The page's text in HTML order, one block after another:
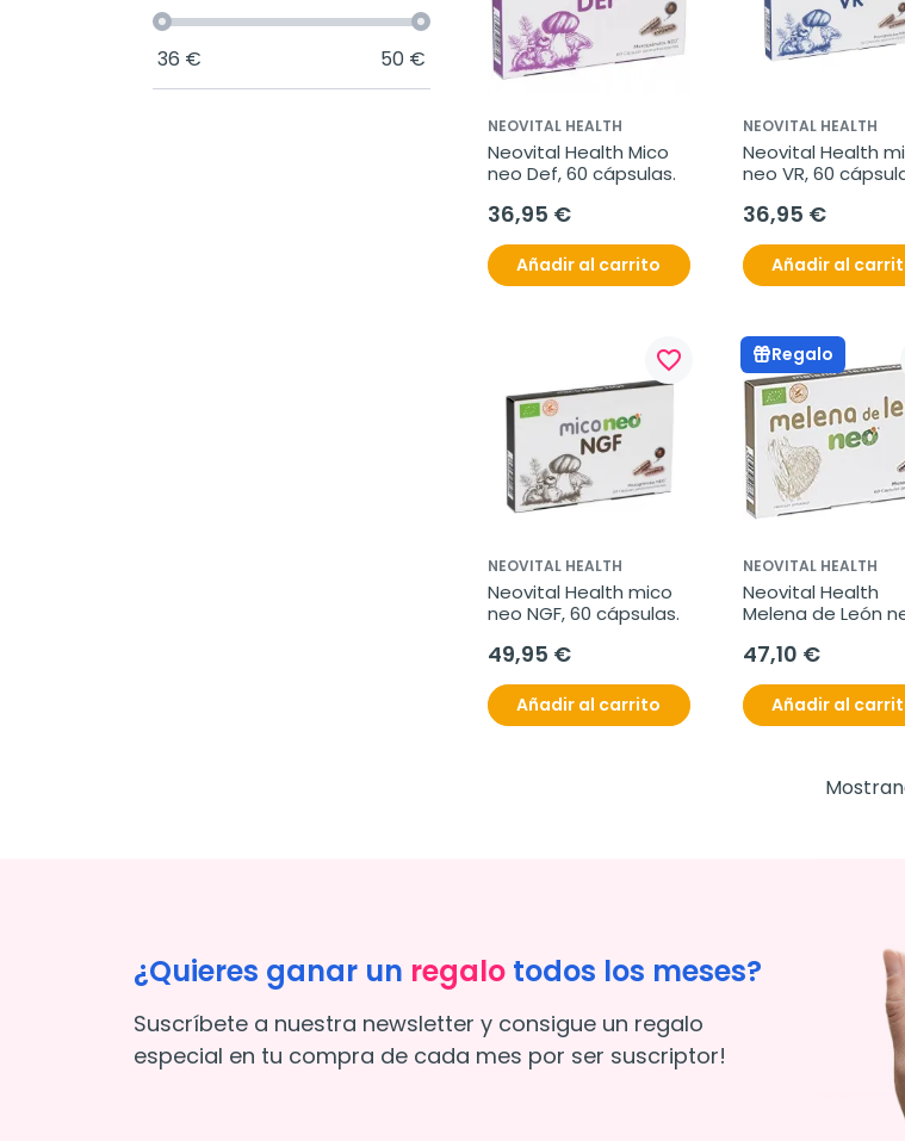
36 € 50 €
NEOVITAL HEALTH
Neovital Health Mico
neo Def, 60 cápsulas.
36,95 €
Añadir al carrito
NEOVITAL HEALTH
Neovital Health
neo VR, 60
36,95 €
Añadir al
favorite_border
NEOVITAL HEALTH
Neovital Health mico
neo NGF, 60 cápsulas.
49,95 €
Añadir al carrito
Regalo
NEOVITAL HEALTH
Neovital Health
Melena de León
47,10 €
Añadir al
¿Quieres ganar un regalo todos los meses?
Suscríbete a nuestra newsletter y consigue un regalo
especial en tu compra de cada mes por ser suscriptor!